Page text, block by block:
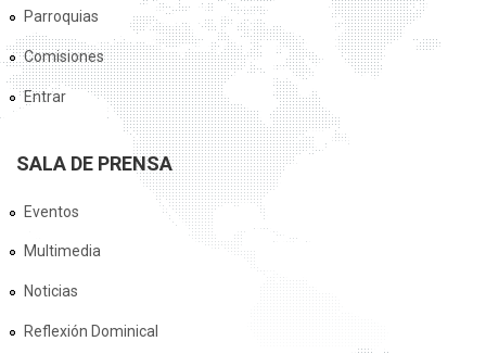
Parroquias
Comisiones
Entrar
SALA DE PRENSA
Eventos
Multimedia
Noticias
Reflexión Dominical